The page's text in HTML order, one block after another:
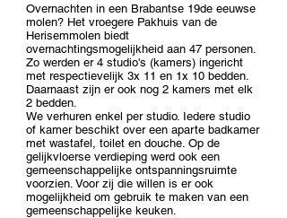
Overnachten in een Brabantse 19de eeuwse
molen? Het vroegere Pakhuis van de
Herisemmolen biedt
overnachtingsmogelijkheid aan 47 personen.
Zo werden er 4 studio's (kamers) ingericht
met respectievelijk 3x 11 en 1x 10 bedden.
Daarnaast zijn er ook nog 2 kamers met elk
2 bedden.
We verhuren enkel per studio. Iedere studio
of kamer beschikt over een aparte badkamer
met wastafel, toilet en douche. Op de
gelijkvloerse verdieping werd ook een
gemeenschappelijke ontspanningsruimte
voorzien. Voor zij die willen is er ook
mogelijkheid om gebruik te maken van een
gemeenschappelijke keuken.